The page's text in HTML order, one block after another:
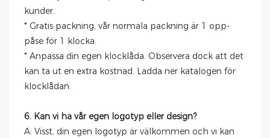
kunder.
* Gratis packning, vår normala packning är 1 opp-
påse för 1 klocka.
* Anpassa din egen klocklåda. Observera dock att det
kan ta ut en extra kostnad. Ladda ner katalogen för
klocklådan.
6. Kan vi ha vår egen logotyp eller design?
A: Visst, din egen logotyp är välkommen och vi kan